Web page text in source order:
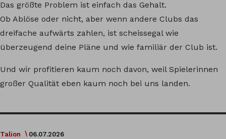
Das größte Problem ist einfach das Gehalt.
Ob Ablöse oder nicht, aber wenn andere Clubs das
dreifache aufwärts zahlen, ist scheissegal wie
überzeugend deine Pläne und wie familiär der Club ist.
Und wir profitieren kaum noch davon, weil Spielerinnen
großer Qualität eben kaum noch bei uns landen.
Talion 06.07.2026